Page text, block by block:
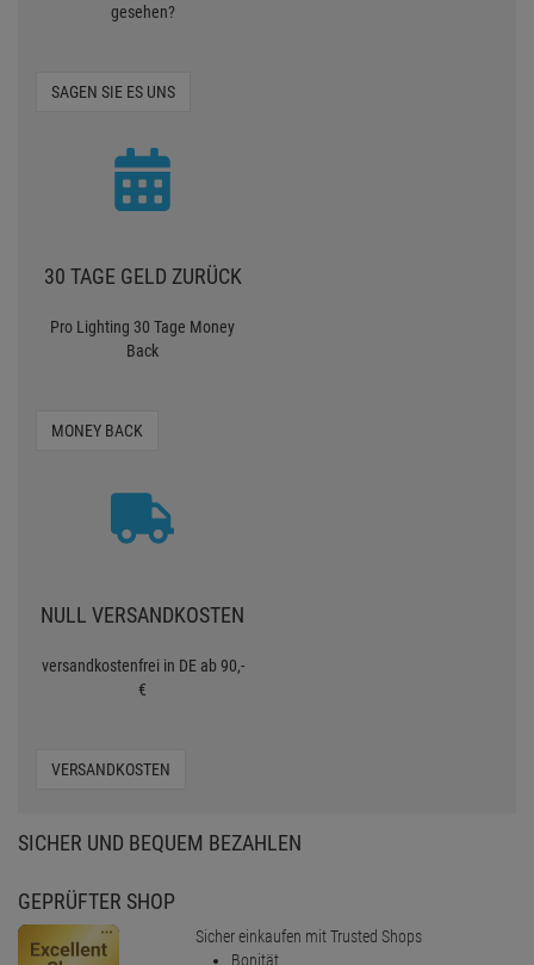
gesehen?
SAGEN SIE ES UNS
30 TAGE GELD ZURÜCK
Pro Lighting 30 Tage Money
Back
MONEY BACK
NULL VERSANDKOSTEN
versandkostenfrei in DE ab 90,-
€
VERSANDKOSTEN
SICHER UND BEQUEM BEZAHLEN
GEPRÜFTER SHOP
Sicher einkaufen mit Trusted Shops
Bonität